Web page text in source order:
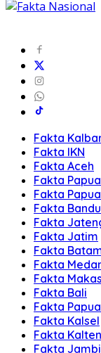
Fakta
Fakta IKN
Fakta Aceh
Fakta Papua
Fakta
Fakta
Fakta
Fakta Jatim
Fakta
Fakta
Fakta
Fakta Bali
Fakta
Fakta Kalsel
Fakta
Fakta Jambi